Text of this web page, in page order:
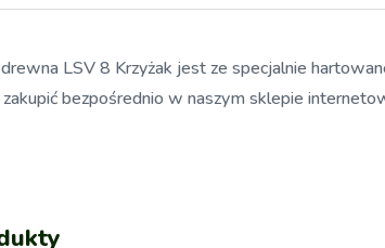
LSV 8 Krzyżak jest ze specjalnie
bezpośrednio w naszym sklepie